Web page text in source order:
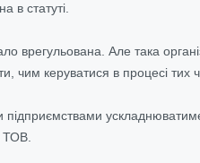
в статуті.
врегульована. Але така
чим керуватися в процесі тих
ТОВ.